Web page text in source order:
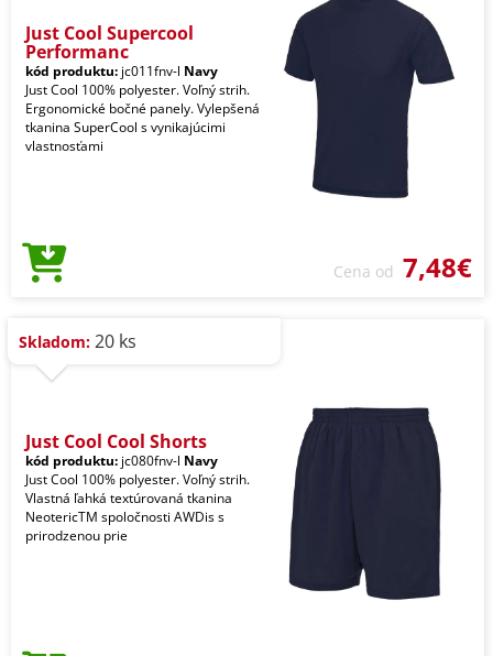
Just Cool Supercool
Performanc
kód produktu: jc011fnv-l Navy
Just Cool 100% polyester. Voľný strih.
Ergonomické bočné panely. Vylepšená
tkanina SuperCool s vynikajúcimi
vlastnosťami
Cena od 7,48€
Skladom: 20 ks
Just Cool Cool Shorts
kód produktu: jc080fnv-l Navy
Just Cool 100% polyester. Voľný strih.
Vlastná ľahká textúrovaná tkanina
NeotericTM spoločnosti AWDis s
prirodzenou prie